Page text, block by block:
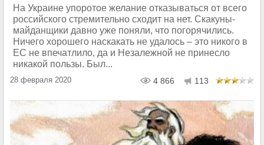
На Украине упоротое желание отказываться от всего
российского стремительно сходит на нет. Скакуны-
майданщики давно уже поняли, что погорячились.
Ничего хорошего наскакать не удалось – это никого в
ЕС не впечатлило, да и Незалежной не принесло
никакой пользы. Был...
28 февраля 2020 4 866 113